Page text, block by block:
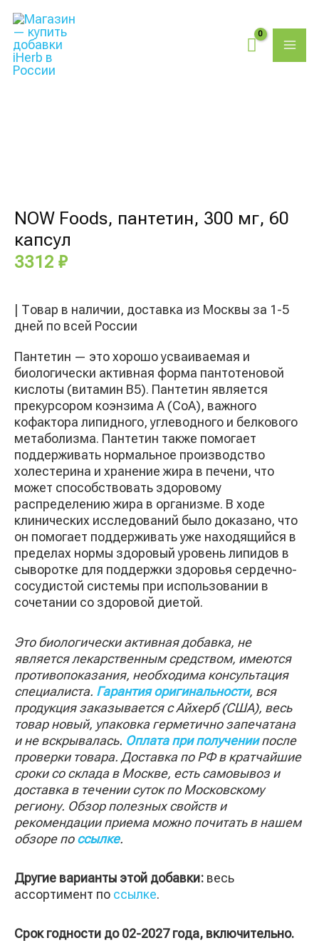
содержимому
NOW Foods, пантетин, 300 мг, 60
капсул
3312 ₽
| Товар в наличии, доставка из Москвы за 1-5
дней по всей России
Пантетин — это хорошо усваиваемая и
биологически активная форма пантотеновой
кислоты (витамин B5). Пантетин является
прекурсором коэнзима А (CoA), важного
кофактора липидного, углеводного и белкового
метаболизма. Пантетин также помогает
поддерживать нормальное производство
холестерина и хранение жира в печени, что
может способствовать здоровому
распределению жира в организме. В ходе
клинических исследований было доказано, что
он помогает поддерживать уже находящийся в
пределах нормы здоровый уровень липидов в
сыворотке для поддержки здоровья сердечно-
сосудистой системы при использовании в
сочетании со здоровой диетой.
Это биологически активная добавка, не
является лекарственным средством, имеются
противопоказания, необходима консультация
специалиста. Гарантия оригинальности, вся
продукция заказывается с Айхерб (США), весь
товар новый, упаковка герметично запечатана
и не вскрывалась. Оплата при получениипосле
проверки товара. Доставка по РФ в кратчайшие
сроки со склада в Москве, есть самовывоз и
доставка в течении суток по Московскому
региону. Обзор полезных свойств и
рекомендации приема можно почитать в нашем
обзоре поссылке.
Другие варианты этой добавки: весь
ассортимент по ссылке.
Срок годности до 02-2027 года, включительно.
60
капсул
товаров